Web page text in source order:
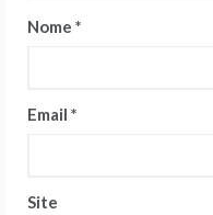
Nome *
Email *
Site